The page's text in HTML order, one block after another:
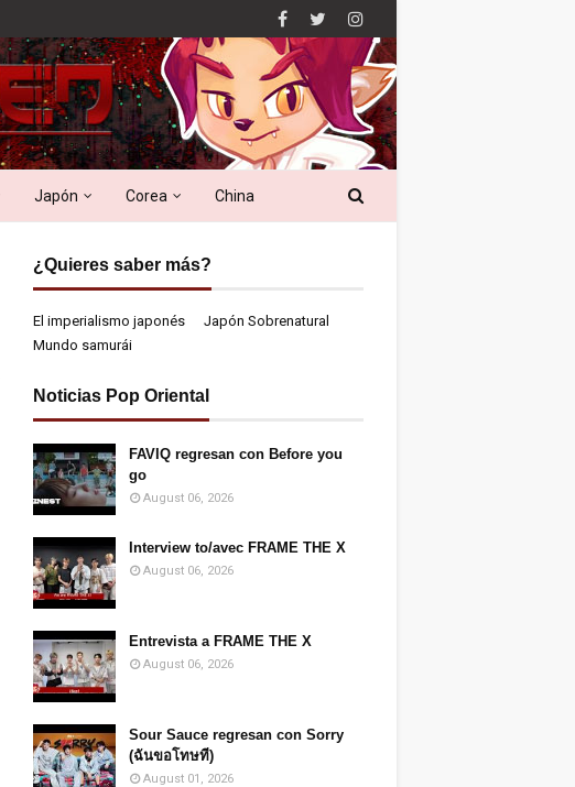
Japón Corea China
¿Quieres saber más?
El imperialismo japonés
Japón Sobrenatural
Mundo samurái
Noticias Pop Oriental
FAVIQ regresan con Before you
go
August 06, 2026
Interview to/avec FRAME THE X
August 06, 2026
Entrevista a FRAME THE X
August 06, 2026
Sour Sauce regresan con Sorry
(ฉันขอโทษที)
August 01, 2026